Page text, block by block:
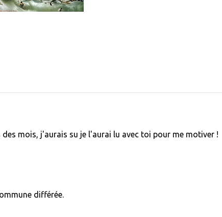
mois, j'aurais su je l'aurai lu avec toi pour me motiver !
différée.